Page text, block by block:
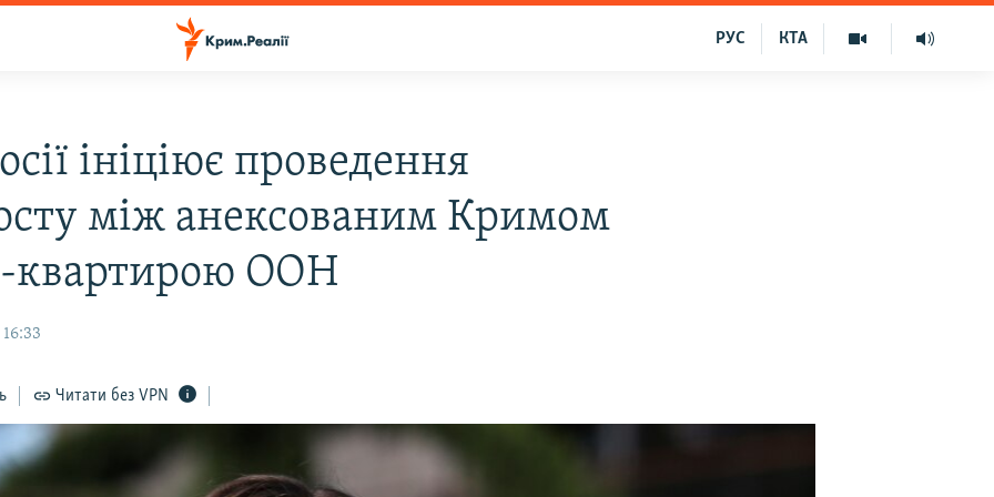
КТА
РУС
ініціює проведення
між анексованим Кримом
квартирою ООН
Читати без VPN